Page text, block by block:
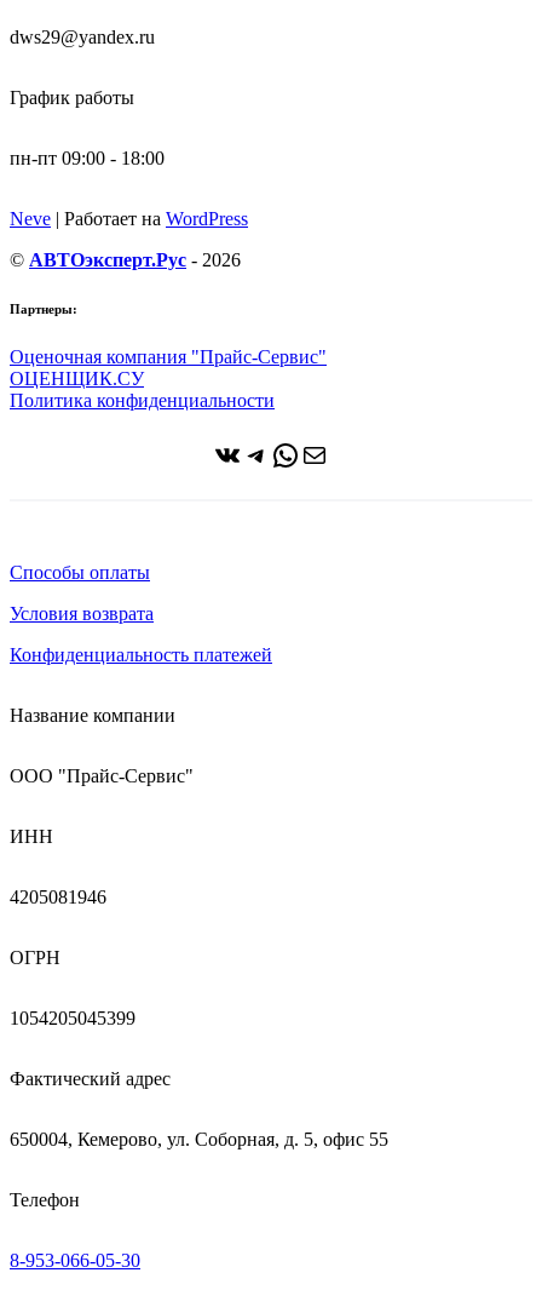
dws29@yandex.ru
График работы
пн-пт 09:00 - 18:00
Neve | Работает на WordPress
© АВТОэксперт.Рус - 2026
Партнеры:
Оценочная компания "Прайс-Сервис"
ОЦЕНЩИК.СУ
Политика конфиденциальности
ВКонтакте
Telegram
WhatsApp
Почта
Способы оплаты
Условия возврата
Конфиденциальность платежей
Название компании
ООО "Прайс-Сервис"
ИНН
4205081946
ОГРН
1054205045399
Фактический адрес
650004, Кемерово, ул. Соборная, д. 5, офис 55
Телефон
8-953-066-05-30